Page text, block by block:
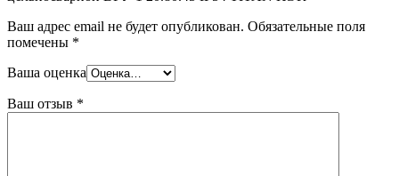
Ваш адрес email не будет опубликован. Обязательные поля
помечены *
Ваша оценка
Ваш отзыв *